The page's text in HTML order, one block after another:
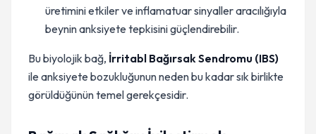
üretimini etkiler ve inflamatuar sinyaller aracılığıyla
beynin anksiyete tepkisini güçlendirebilir.
Bu biyolojik bağ, İrritabl Bağırsak Sendromu (IBS)
ile anksiyete bozukluğunun neden bu kadar sık birlikte
görüldüğünün temel gerekçesidir.